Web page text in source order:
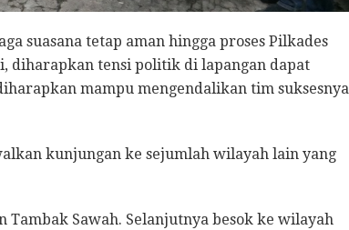
suasana tetap aman hingga proses Pilkades
diharapkan tensi politik di lapangan dapat
mampu mengendalikan tim suksesnya
kunjungan ke sejumlah wilayah lain yang
Sawah. Selanjutnya besok ke wilayah